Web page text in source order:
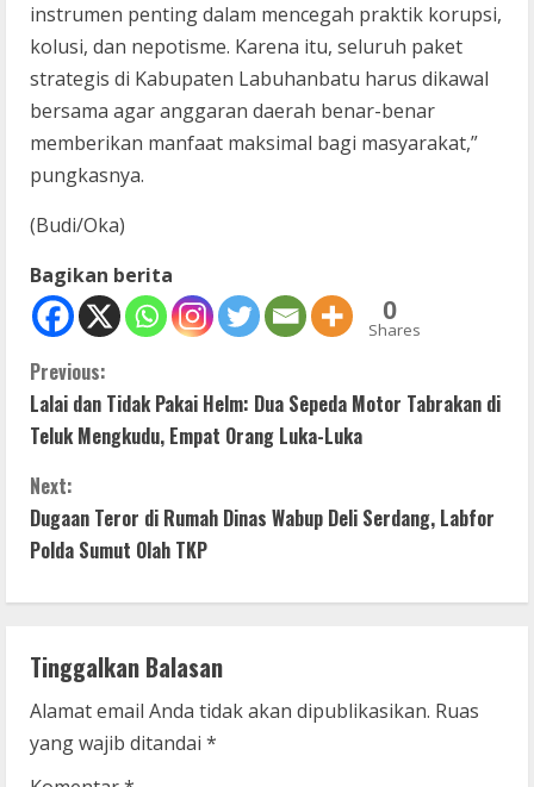
instrumen penting dalam mencegah praktik korupsi,
kolusi, dan nepotisme. Karena itu, seluruh paket
strategis di Kabupaten Labuhanbatu harus dikawal
bersama agar anggaran daerah benar-benar
memberikan manfaat maksimal bagi masyarakat,”
pungkasnya.
(Budi/Oka)
Bagikan berita
0
Shares
C
o
n
t
u
e
Previous:
Lalai dan Tidak Pakai Helm: Dua Sepeda Motor Tabrakan di
Teluk Mengkudu, Empat Orang Luka-Luka
Next:
Dugaan Teror di Rumah Dinas Wabup Deli Serdang, Labfor
Polda Sumut Olah TKP
Tinggalkan Balasan
Alamat email Anda tidak akan dipublikasikan. Ruas
yang wajib ditandai *